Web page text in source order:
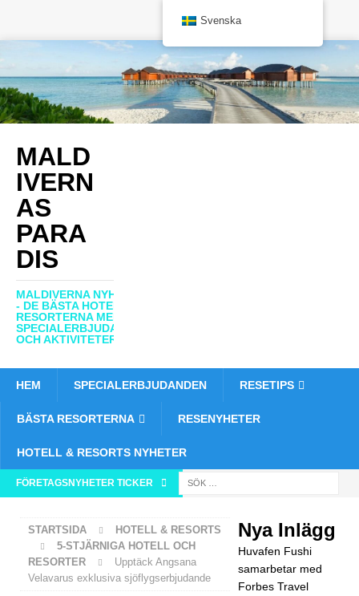
MALD
IVERN
AS
PARA
DIS
MALDIVERNA NYHETER
- DE BÄSTA HOTELLEN,
RESORTERNA MED
SPECIALERBJUDANDEN
OCH AKTIVITETER
HEM SPECIALERBJUDANDEN RESETIPS
BÄSTA RESORTERNA RESENYHETER
HOTELL & RESORTS NYHETER
FÖRETAGSNYHETER TICKER [ 26
emb
STARTSIDA
HOTELL & RESORTS
5-STJÄRNIGA HOTELL OCH
RESORTER
Upptäck Angsana
Velavarus exklusiva sjöflygserbjudande
Nya Inlägg
Huvafen Fushi
samarbetar med
Forbes Travel
Svenska